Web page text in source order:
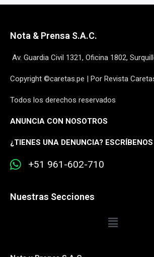
Nota & Prensa S.A.C.
Av. Guardia Civil 1321, Oficina 1802,
Copyright ©caretas.pe | Por Revista
Todos los derechos reservados
ANUNCIA CON NOSOTROS
¿TIENES UNA DENUNCIA? ESCRÍBENOS
+51 961-602-710
Nuestras Secciones